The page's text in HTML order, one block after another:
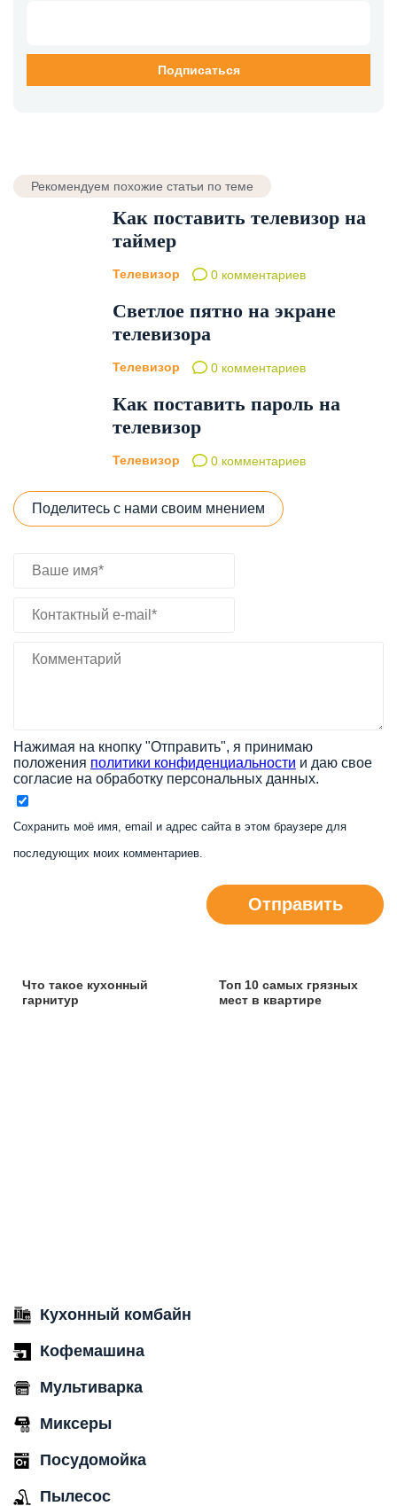
Рекомендуем похожие статьи по теме
Как поставить телевизор на
таймер
Телевизор 0 комментариев
Светлое пятно на экране
телевизора
Телевизор 0 комментариев
Как поставить пароль на
телевизор
Телевизор 0 комментариев
Поделитесь с нами своим мнением
Нажимая на кнопку "Отправить", я принимаю
положения политики конфиденциальности и даю свое
согласие на обработку персональных данных.
Сохранить моё имя, email и адрес сайта в этом браузере для
последующих моих комментариев.
Отправить
Что такое кухонный
гарнитур
Топ 10 самых грязных
мест в квартире
Кухонный комбайн
Кофемашина
Мультиварка
Миксеры
Посудомойка
Пылесос